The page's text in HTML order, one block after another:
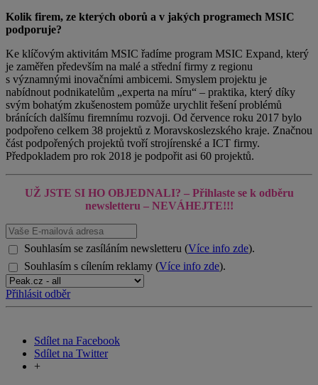
Kolik firem, ze kterých oborů a v jakých programech MSIC
podporuje?
Ke klíčovým aktivitám MSIC řadíme program MSIC Expand, který
je zaměřen především na malé a střední firmy z regionu
s významnými inovačními ambicemi. Smyslem projektu je
nabídnout podnikatelům „experta na míru“ – praktika, který díky
svým bohatým zkušenostem pomůže urychlit řešení problémů
bránících dalšímu firemnímu rozvoji. Od července roku 2017 bylo
podpořeno celkem 38 projektů z Moravskoslezského kraje. Značnou
část podpořených projektů tvoří strojírenské a ICT firmy.
Předpokladem pro rok 2018 je podpořit asi 60 projektů.
UŽ JSTE SI HO OBJEDNALI? – Přihlaste se k odběru
newsletteru – NEVÁHEJTE!!!
Souhlasím se zasíláním newsletteru (Více info zde).
Souhlasím s cílením reklamy (Více info zde).
Přihlásit odběr
Sdílet na Facebook
Sdílet na Twitter
+